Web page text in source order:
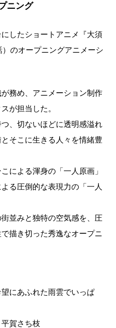
ニング
したショートアニメ『大須
のオープニングアニメーシ
務め、アニメーション制作
が担当した。
、切ないほどに透明感溢れ
そこに生きる人々を情緒豊
による渾身の「一人原画」
る圧倒的な表現力の「一人
並みと独特の空気感を、圧
描き切った秀逸なオープニ
にあふれた雨雲でいっぱ
賀さち枝